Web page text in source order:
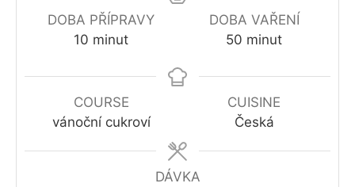
DOBA PŘÍPRAVY
10 minutes
minut
DOBA VAŘENÍ
50 minutes
minut
COURSE
vánoční cukroví
CUISINE
Česká
DÁVKA